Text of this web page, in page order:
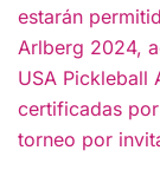
estarán
Arlberg 2024,
USA Pickleball
certificadas
torneo por